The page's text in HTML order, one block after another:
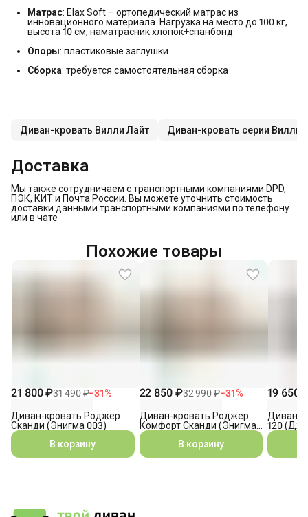
Матрас: Elax Soft – ортопедический матрас из
инновационного материала. Нагрузка на место до 100 кг,
высота 10 см, наматрасник хлопок+спанбонд
Опоры: пластиковые заглушки
Сборка: требуется самостоятельная сборка
Диван-кровать Вилли Лайт Диван-кровать серии Вилли
Доставка
Мы также сотрудничаем с транспортными компаниями DPD,
ПЭК, КИТ и Почта России. Вы можете уточнить стоимость
доставки данными транспортными компаниями по телефону
или в чате
Похожие товары
21 800 ₽31 490 ₽−31%
Диван-кровать Роджер
Сканди (Энигма 003)
В корзину
22 850 ₽32 990 ₽−31%
Диван-кровать Роджер
Комфорт Сканди (Энигма
003)
В корзину
19 650
Диван-
120